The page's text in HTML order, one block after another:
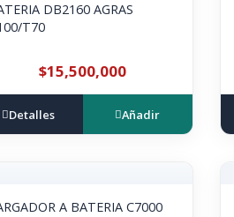
DB2160 AGRAS
T70
$15,500,000
Detalles Añadir
A BATERIA C7000